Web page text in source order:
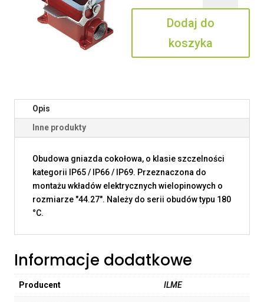
06
L
Dodaj do
koszyka
Opis
Inne produkty
Obudowa gniazda cokołowa, o klasie szczelności
kategorii IP65 / IP66 / IP69. Przeznaczona do
montażu wkładów elektrycznych wielopinowych o
rozmiarze "44.27". Należy do serii obudów typu 180
°C.
Informacje dodatkowe
Producent ILME